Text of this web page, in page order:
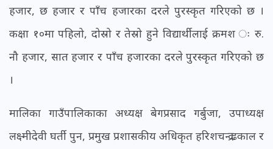
हजार, छ हजार र पाँच हजारका दरले पुरस्कृत गरिएको छ ।
कक्षा १०मा पहिलो, दोस्रो र तेस्रो हुने विद्यार्थीलाई क्रमश ः रु.
नौ हजार, सात हजार र पाँच हजारका दरले पुरस्कृत गरिएको छ
।
मालिका गाउँपालिकाका अध्यक्ष बेगप्रसाद गर्बुजा, उपाध्यक्ष
लक्ष्मीदेवी घर्ती पुन, प्रमुख प्रशासकीय अधिकृत हरिशचन्द्र ढकाल र